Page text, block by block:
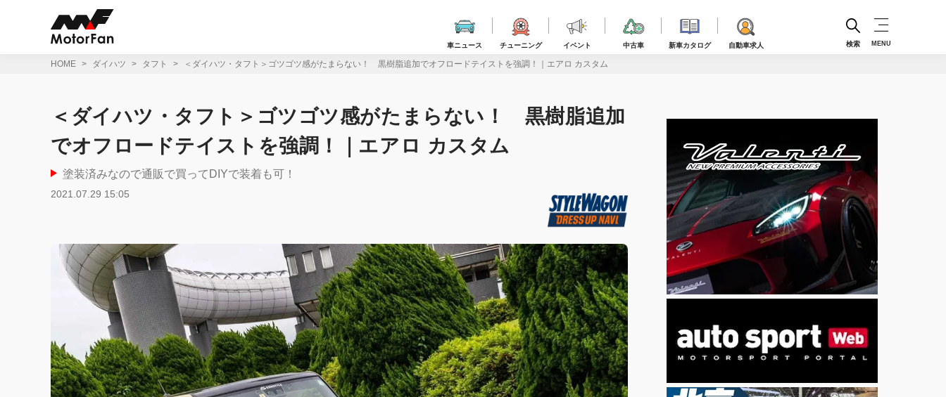
車ニュース チューニング イベント 中古車 新車カタログ 自動車求人 検索 MENU
HOME ダイハツ タフト ＜ダイハツ・タフト＞ゴツゴツ感がたまらない！ 黒樹脂追加でオフロードテイストを強調！｜エアロ カスタム
＜ダイハツ・タフト＞ゴツゴツ感がたまらない！ 黒樹脂追加
でオフロードテイストを強調！｜エアロ カスタム
塗装済みなので通販で買ってDIYで装着も可！
2021.07.29 15:05